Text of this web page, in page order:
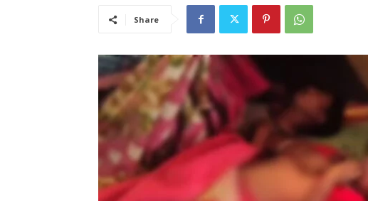
Share